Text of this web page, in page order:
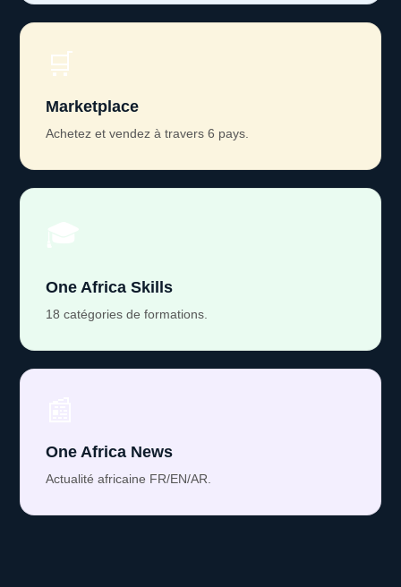
🛒
Marketplace
Achetez et vendez à travers 6 pays.
One Africa Skills
18 catégories de formations.
One Africa News
Actualité africaine FR/EN/AR.